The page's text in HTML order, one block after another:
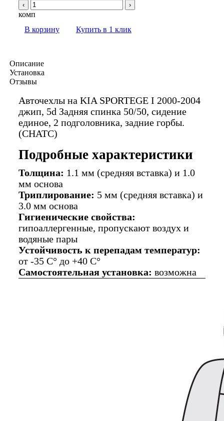
‹ ›
комп
В корзину
Купить в 1 клик
Описание
Установка
Отзывы
Авточехлы на KIA SPORTEGE I 2000-2004
джип, 5d Задняя спинка 50/50, сидение
единое, 2 подголовника, задние горбы.
(СНАТС)
Подробные характеристики
Толщина: 1.1 мм (средняя вставка) и 1.0
мм основа
Триплирование: 5 мм (средняя вставка) и
3.0 мм основа
Гигиенические свойства:
гипоаллергенные, пропускают воздух и
водяные пары
Устойчивость к перепадам температур:
от -35 C° до +40 C°
Самостоятельная установка: возможна